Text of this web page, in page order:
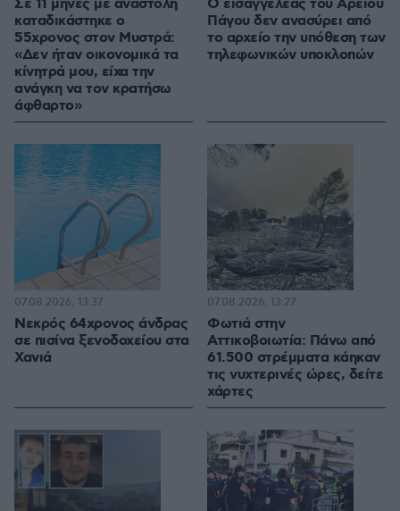
Σε 11 μήνες με αναστολή
καταδικάστηκε ο
55χρονος στον Μυστρά:
«Δεν ήταν οικονομικά τα
κίνητρά μου, είχα την
ανάγκη να τον κρατήσω
άφθαρτο»
Ο εισαγγελέας του Αρείου
Πάγου δεν ανασύρει από
το αρχείο την υπόθεση των
τηλεφωνικών υποκλοπών
Νεκρός 64χρονος άνδρας
σε πισίνα ξενοδοχείου στα
Χανιά
07.08.2026, 13:37
Φωτιά στην
Αττικοβοιωτία: Πάνω από
61.500 στρέμματα κάηκαν
τις νυχτερινές ώρες, δείτε
χάρτες
07.08.2026, 13:27